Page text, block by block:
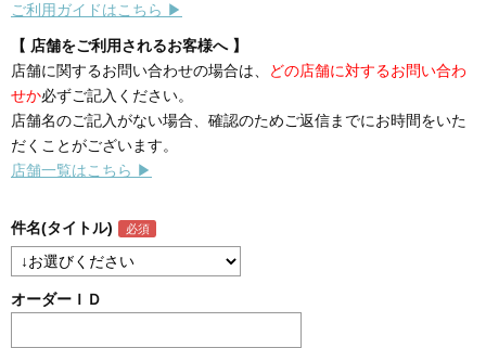
ご利用ガイドはこちら ▶
【 店舗をご利用されるお客様へ 】
店舗に関するお問い合わせの場合は、
どの店舗に対するお問い合わ
せか必ずご記入ください。
店舗名のご記入がない場合、確認のためご返信までにお時間をいた
だくことがございます。
店舗一覧はこちら ▶
件名(タイトル)
オーダーＩＤ